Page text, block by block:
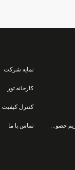
نمایه شرکت
کارخانه تور
کنترل کیفیت
تماس با ما سیاست حفظ حریم خصوصی